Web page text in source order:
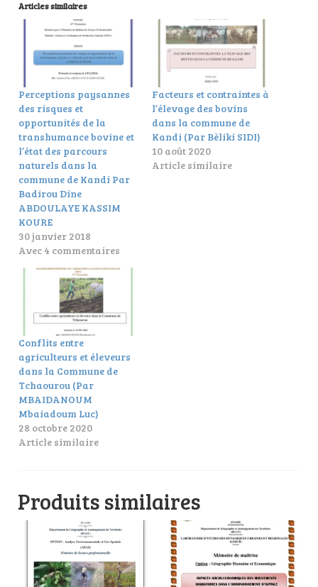
Articles similaires
Perceptions paysannes
des risques et
opportunités de la
transhumance bovine et
l’état des parcours
naturels dans la
commune de Kandi Par
Badirou Dine
ABDOULAYE KASSIM
KOURE
30 janvier 2018
Avec 4 commentaires
Facteurs et contraintes à
l’élevage des bovins
dans la commune de
Kandi (Par Bèliki SIDI)
10 août 2020
Article similaire
Conflits entre
agriculteurs et éleveurs
dans la Commune de
Tchaourou (Par
MBAIDANOUM
Mbaiadoum Luc)
28 octobre 2020
Article similaire
Produits similaires